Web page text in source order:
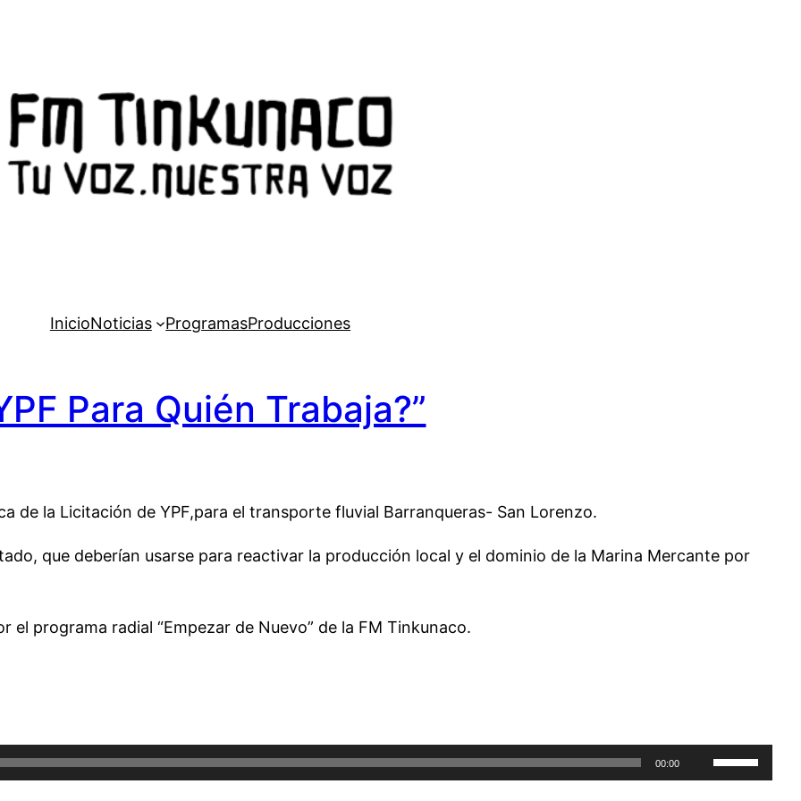
InicioNoticias ProgramasProducciones
Para Quién Trabaja?”
de la Licitación de YPF,para el transporte fluvial Barranqueras- San Lorenzo.
que deberían usarse para reactivar la producción local y el dominio de la Marina Mercante por
programa radial “Empezar de Nuevo” de la FM Tinkunaco.
00:00
Utiliza
las